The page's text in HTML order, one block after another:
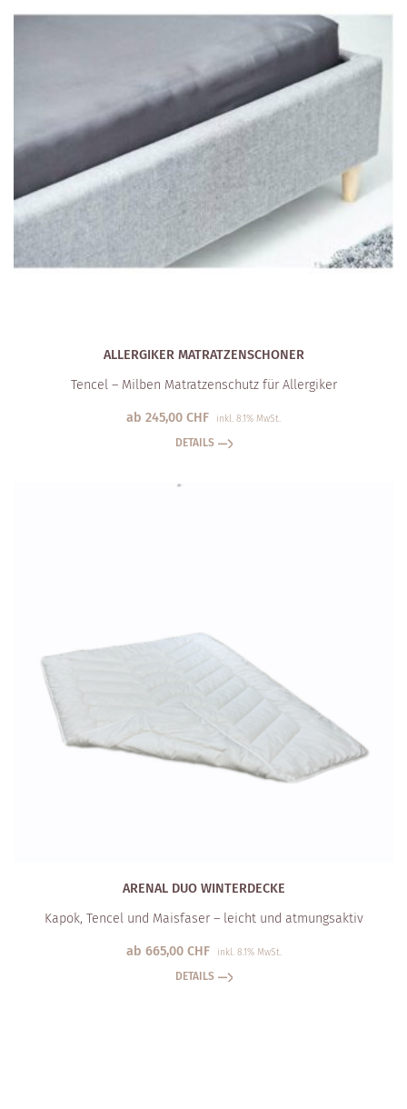
ALLERGIKER MATRATZEN­SCHONER
Tencel – Milben Matratzenschutz für Allergiker
ab 245,00 CHF inkl. 8.1% MwSt.
DETAILS
ARENAL DUO WINTERDECKE
Kapok, Tencel und Maisfaser – leicht und atmungsaktiv
ab 665,00 CHF inkl. 8.1% MwSt.
DETAILS